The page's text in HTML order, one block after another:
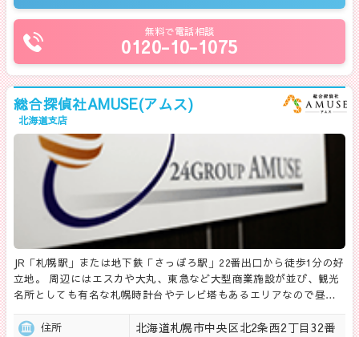
無料で電話相談
0120-10-1075
総合探偵社AMUSE(アムス)
北海道支店
JR「札幌駅」または地下鉄「さっぽろ駅」22番出口から徒歩1分の好
立地。 周辺にはエスカや大丸、東急など大型商業施設が並び、観光
名所としても有名な札幌時計台やテレビ塔もあるエリアなので昼…
住所
北海道札幌市中央区北2条西2丁目32番